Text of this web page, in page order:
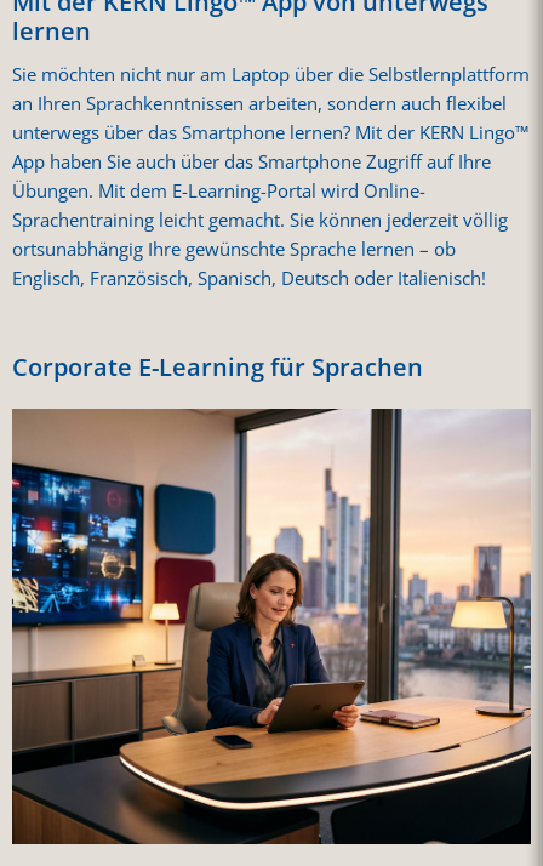
lernen
Sie möchten nicht nur am Laptop über die Selbstlernplattform
an Ihren Sprachkenntnissen arbeiten, sondern auch flexibel
unterwegs über das Smartphone lernen? Mit der KERN Lingo™
App haben Sie auch über das Smartphone Zugriff auf Ihre
Übungen. Mit dem E-Learning-Portal wird Online-
Sprachentraining leicht gemacht. Sie können jederzeit völlig
ortsunabhängig Ihre gewünschte Sprache lernen – ob
Englisch, Französisch, Spanisch, Deutsch oder Italienisch!
Corporate E-Learning für Sprachen